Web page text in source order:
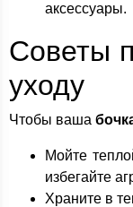
аксессуары.
Советы
уходу
Чтобы ваша
Мойте
избегайте
Храните в